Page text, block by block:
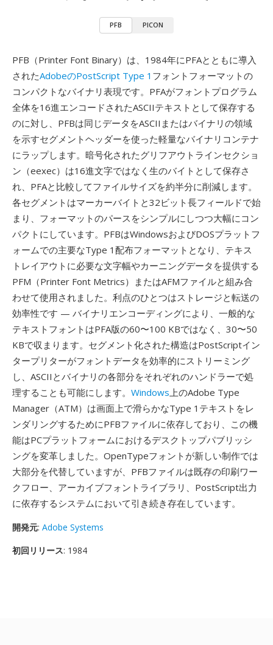
PFB PICON
PFB（Printer Font Binary）は、1984年にPFAとともに導入
されたAdobeのPostScript Type 1 フォントフォーマットの
コンパクトなバイナリ表現です。PFAがフォントプログラム
全体を16進エンコードされたASCIIテキストとして保存する
のに対し、PFBは同じデータをASCIIまたはバイナリの領域
を示すセグメントヘッダーを使った軽量なバイナリコンテナ
にラップします。暗号化されたグリフアウトラインセクショ
ン（eexec）は16進文字ではなく生のバイトとして保存さ
れ、PFAと比較してファイルサイズを約半分に削減します。
各セグメントはマーカーバイトと32ビット長フィールドで始
まり、フォーマットのパースをシンプルにしつつ大幅にコン
パクトにしています。PFBはWindowsおよびDOSプラットフ
ォームでの主要なType 1配布フォーマットとなり、テキス
トレイアウトに必要な文字幅やカーニングデータを提供する
PFM（Printer Font Metrics）またはAFMファイルと組み合
わせて使用されました。利点のひとつはストレージと転送の
効率性です — バイナリエンコーディングにより、一般的な
テキストフォントはPFA版の60〜100 KBではなく、30〜50
KBで収まります。セグメント化された構造はPostScriptイン
タープリターがフォントデータを効率的にストリーミング
し、ASCIIとバイナリの各部分をそれぞれのハンドラーで処
理することも可能にします。 Windows上のAdobe Type
Manager（ATM）は画面上で滑らかなType 1テキストをレ
ンダリングするためにPFBファイルに依存しており、この機
能はPCプラットフォームにおけるデスクトップパブリッシ
ングを変革しました。OpenTypeフォントが新しい制作では
大部分を代替していますが、PFBファイルは既存の印刷ワー
クフロー、アーカイブフォントライブラリ、PostScript出力
に依存するシステムにおいて引き続き存在しています。
開発元: Adobe Systems
初回リリース: 1984